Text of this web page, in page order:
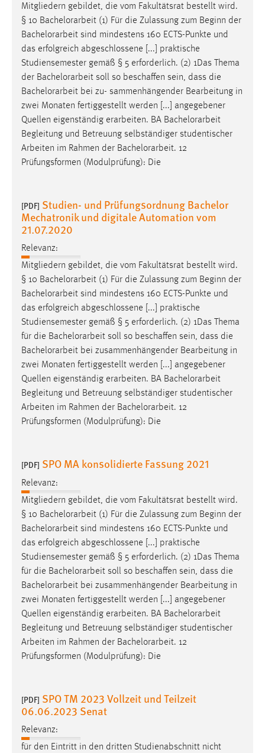
Mitgliedern gebildet, die vom Fakultätsrat bestellt wird.
§ 10 Bachelorarbeit (1) Für die Zulassung zum Beginn der
Bachelorarbeit sind mindestens 160 ECTS-Punkte und
das erfolgreich abgeschlossene [...] praktische
Studiensemester gemäß § 5 erforderlich. (2) 1Das Thema
der Bachelorarbeit soll so beschaffen sein, dass die
Bachelorarbeit bei zu- sammenhängender Bearbeitung in
zwei Monaten fertiggestellt werden [...] angegebener
Quellen eigenständig erarbeiten. BA Bachelorarbeit
Begleitung und Betreuung selbständiger studentischer
Arbeiten im Rahmen der Bachelorarbeit. 12
Prüfungsformen (Modulprüfung): Die
[PDF] Studien- und Prüfungsordnung Bachelor
Mechatronik und digitale Automation vom
21.07.2020
Relevanz:
Mitgliedern gebildet, die vom Fakultätsrat bestellt wird.
§ 10 Bachelorarbeit (1) Für die Zulassung zum Beginn der
Bachelorarbeit sind mindestens 160 ECTS-Punkte und
das erfolgreich abgeschlossene [...] praktische
Studiensemester gemäß § 5 erforderlich. (2) 1Das Thema
für die Bachelorarbeit soll so beschaffen sein, dass die
Bachelorarbeit bei zusammenhängender Bearbeitung in
zwei Monaten fertiggestellt werden [...] angegebener
Quellen eigenständig erarbeiten. BA Bachelorarbeit
Begleitung und Betreuung selbständiger studentischer
Arbeiten im Rahmen der Bachelorarbeit. 12
Prüfungsformen (Modulprüfung): Die
[PDF] SPO MA konsolidierte Fassung 2021
Relevanz:
Mitgliedern gebildet, die vom Fakultätsrat bestellt wird.
§ 10 Bachelorarbeit (1) Für die Zulassung zum Beginn der
Bachelorarbeit sind mindestens 160 ECTS-Punkte und
das erfolgreich abgeschlossene [...] praktische
Studiensemester gemäß § 5 erforderlich. (2) 1Das Thema
für die Bachelorarbeit soll so beschaffen sein, dass die
Bachelorarbeit bei zusammenhängender Bearbeitung in
zwei Monaten fertiggestellt werden [...] angegebener
Quellen eigenständig erarbeiten. BA Bachelorarbeit
Begleitung und Betreuung selbständiger studentischer
Arbeiten im Rahmen der Bachelorarbeit. 12
Prüfungsformen (Modulprüfung): Die
[PDF] SPO TM 2023 Vollzeit und Teilzeit
06.06.2023 Senat
Relevanz:
für den Eintritt in den dritten Studienabschnitt nicht
Conversion-Tracking
Cookie Laufzeit:
3 Monate
Facebook Pixel
Name:
_fbp
Anbieter:
Facebook
Cookie Laufzeit:
3 Monate
EXTERNE MEDIEN
Um Inhalte von Videoplattformen und Social Media
Plattformen anzeigen zu können, werden von diesen
externen Medien Cookies gesetzt.
YouTube
Vimeo